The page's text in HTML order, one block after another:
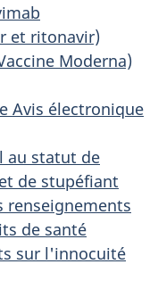
et ritonavir)
Moderna)
Avis électronique
au statut de
de stupéfiant
renseignements
de santé
sur l'innocuité